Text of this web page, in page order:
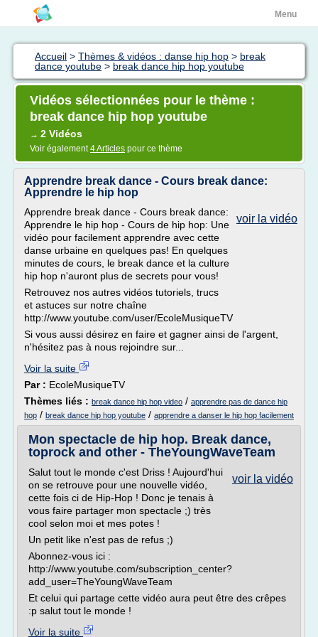
Menu
Accueil > Thèmes & vidéos : danse hip hop > break
dance youtube > break dance hip hop youtube
Vidéos sélectionnées pour le thème :
break dance hip hop youtube
→ 2 Vidéos
Voir également4 Articles pour ce thème
Apprendre break dance - Cours break dance:
Apprendre le hip hop
voir la vidéo
Apprendre break dance - Cours break dance:
Apprendre le hip hop - Cours de hip hop: Une
vidéo pour facilement apprendre avec cette
danse urbaine en quelques pas! En quelques
minutes de cours, le break dance et la culture
hip hop n'auront plus de secrets pour vous!
Retrouvez nos autres vidéos tutoriels, trucs
et astuces sur notre chaîne
http://www.youtube.com/user/EcoleMusiqueTV
Si vous aussi désirez en faire et gagner ainsi de l'argent,
n'hésitez pas à nous rejoindre sur...
Voir la suite
Par : EcoleMusiqueTV
Thèmes liés : break dance hip hop video / apprendre pas de dance hip
hop / break dance hip hop youtube / apprendre a danser le hip hop facilement
Mon spectacle de hip hop. Break dance,
toprock and other - TheYoungWaveTeam
voir la vidéo
Salut tout le monde c'est Driss ! Aujourd'hui
on se retrouve pour une nouvelle vidéo,
cette fois ci de Hip-Hop ! Donc je tenais à
vous faire partager mon spectacle ;) très
cool selon moi et mes potes !
Un petit like n'est pas de refus ;)
Abonnez-vous ici :
http://www.youtube.com/subscription_center?
add_user=TheYoungWaveTeam
Et celui qui partage cette vidéo aura peut être des crêpes
:p salut tout le monde !
Voir la suite